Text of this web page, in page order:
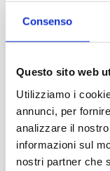
Consenso
Questo sito web
Utilizziamo i
annunci, per
analizzare il
informazioni sul
nostri partner che